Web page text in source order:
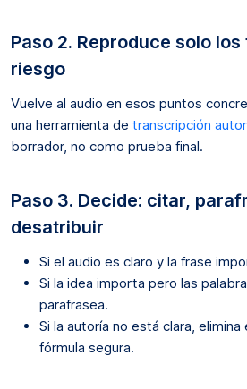
Paso 2. Reproduce solo
riesgo
Vuelve al audio en esos puntos
una herramienta de transcripción
borrador, no como prueba final.
Paso 3. Decide: citar,
desatribuir
Si el audio es claro y la frase
Si la idea importa pero las
parafrasea.
Si la autoría no está clara, elimina
fórmula segura.